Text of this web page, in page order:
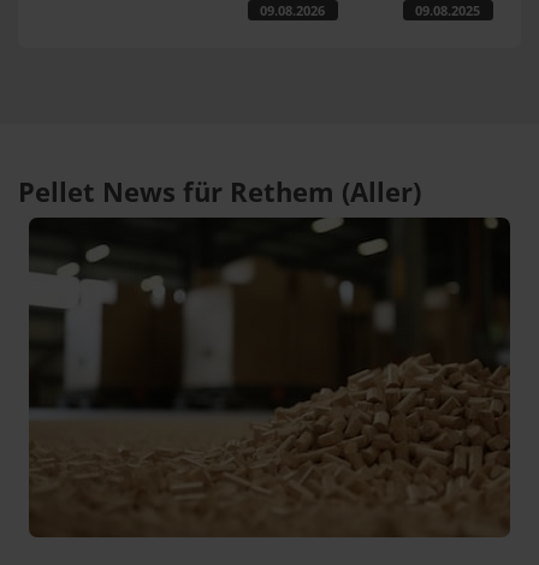
09.08.2026 09.08.2025
Pellet News für Rethem (Aller)